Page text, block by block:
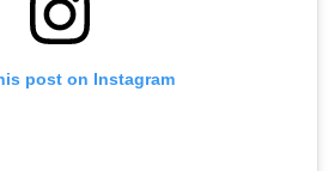
post on Instagram